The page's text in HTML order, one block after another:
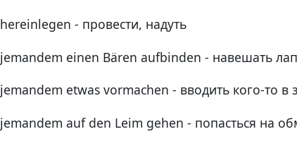
hereinlegen - провести, надуть
jemandem einen Bären aufbinden - навешать
jemandem etwas vormachen - вводить кого-то в
jemandem auf den Leim gehen - попасться на